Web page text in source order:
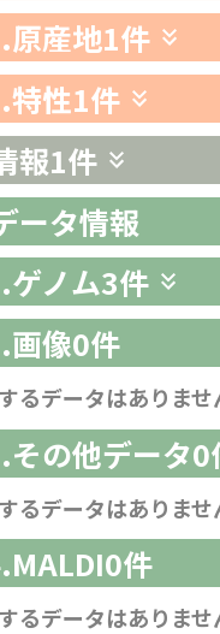
産地1件
性1件
報1件
ータ情報
ノム3件
像0件
るデータはありませ
の他データ0
るデータはありませ
0件
るデータはありませ